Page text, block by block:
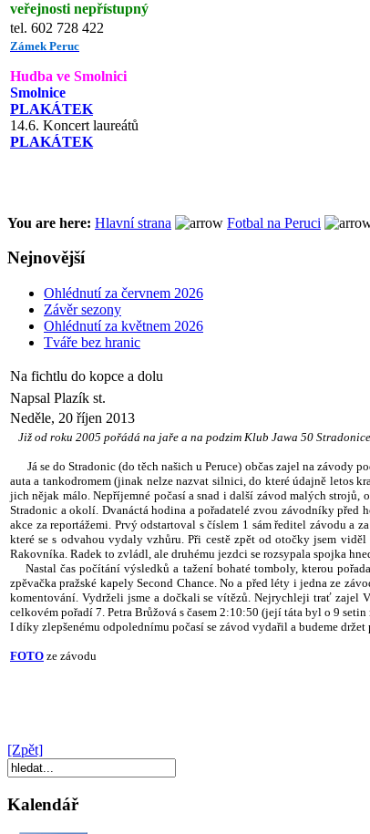
veřejnosti nepřístupný
tel. 602 728 422
Zámek Peruc
Hudba ve Smolnici
Smolnice
PLAKÁTEK
14.6. Koncert laureátů
PLAKÁTEK
You are here: Hlavní strana Fotbal na Peruci
Nejnovější
Ohlédnutí za červnem 2026
Závěr sezony
Ohlédnutí za květnem 2026
Tváře bez hranic
Na fichtlu do kopce a dolu
Napsal Plazík st.
Neděle, 20 říjen 2013
Již od roku 2005 pořádá na jaře a na podzim Klub Jawa 50
Já se do Stradonic (do těch našich u Peruce) občas zajel na závody
auta a tankodromem (jinak nelze nazvat silnici, do které údajně letos
jich nějak málo. Nepříjemné počasí a snad i další závod malých
Stradonic a okolí. Dvanáctá hodina a pořadatelé zvou závodníky před
akce za reportážemi. Prvý odstartoval s číslem 1 sám ředitel závodu
které se s odvahou vydaly vzhůru. Při cestě zpět od otočky jsem
Rakovníka. Radek to zvládl, ale druhému jezdci se rozsypala spojka
Nastal čas počítání výsledků a tažení bohaté tomboly, kterou
zpěvačka pražské kapely Second Chance. No a před léty i jedna ze
komentování. Vydrželi jsme a dočkali se vítězů. Nejrychleji trať zajel
celkovém pořadí 7. Petra Brůžová s časem 2:10:50 (její táta byl o 9
I díky zlepšenému odpolednímu počasí se závod vydařil a budeme
FOTO ze závodu
[Zpět]
Kalendář